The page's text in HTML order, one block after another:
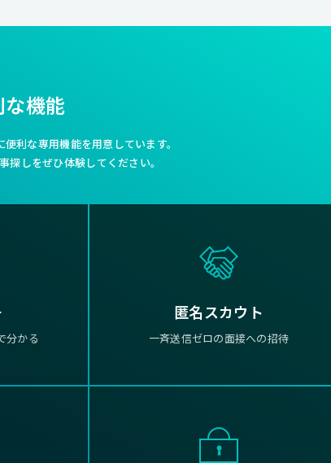
機能
利な専用機能を用意しています。
探しをぜひ体験してください。
分かる
匿名スカウト
一斉送信ゼロの面接への招待